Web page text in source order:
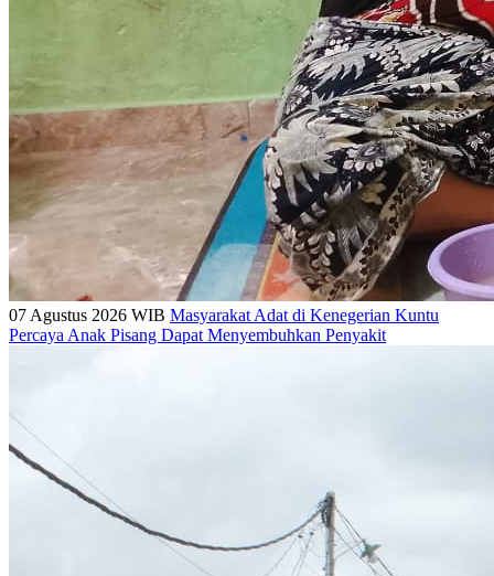
07 Agustus 2026 WIB Masyarakat Adat di Kenegerian Kuntu
Percaya Anak Pisang Dapat Menyembuhkan Penyakit